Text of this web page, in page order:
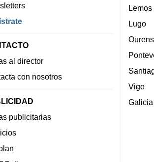
al director
con nosotros
publicitarias
Lemos
Lugo
Vigo